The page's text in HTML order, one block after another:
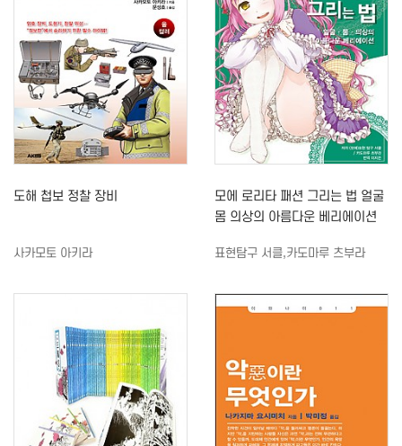
도해 첩보 정찰 장비
사카모토 아키라
모에 로리타 패션 그리는 법 얼굴
몸 의상의 아름다운 베리에이션
표현탐구 서클,카도마루 츠부라